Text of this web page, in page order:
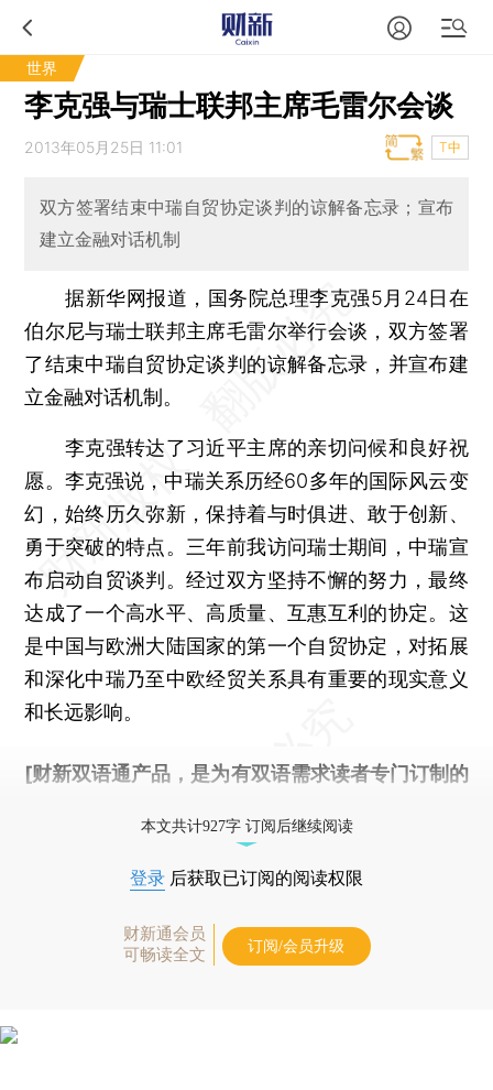
世界
李克强与瑞士联邦主席毛雷尔会谈
2013年05月25日 11:01 T中
双方签署结束中瑞自贸协定谈判的谅解备忘录；宣布
建立金融对话机制
据新华网报道，国务院总理李克强5月24日在
伯尔尼与瑞士联邦主席毛雷尔举行会谈，双方签署
了结束中瑞自贸协定谈判的谅解备忘录，并宣布建
立金融对话机制。
李克强转达了习近平主席的亲切问候和良好祝
愿。李克强说，中瑞关系历经60多年的国际风云变
幻，始终历久弥新，保持着与时俱进、敢于创新、
勇于突破的特点。三年前我访问瑞士期间，中瑞宣
布启动自贸谈判。经过双方坚持不懈的努力，最终
达成了一个高水平、高质量、互惠互利的协定。这
是中国与欧洲大陆国家的第一个自贸协定，对拓展
和深化中瑞乃至中欧经贸关系具有重要的现实意义
和长远影响。
[财新双语通产品，是为有双语需求读者专门订制的
本文共计927字 订阅后继续阅读
登录 后获取已订阅的阅读权限
财新通会员
可畅读全文
订阅/会员升级